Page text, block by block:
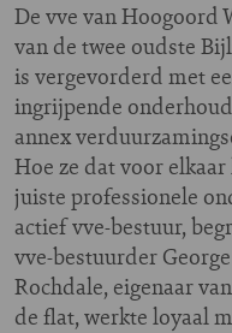
De vve van Hoogoord
van de twee oudste
is vergevorderd met
ingrijpende
annex
Hoe ze dat voor elkaar
juiste professionele
actief vve-bestuur,
vve-bestuurder
Rochdale, eigenaar
de flat, werkte loyaal